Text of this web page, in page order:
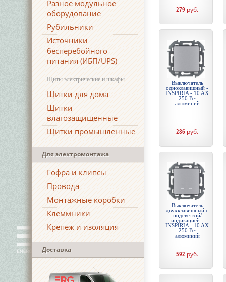
Разное модульное
оборудование
Рубильники
Источники
бесперебойного
питания (ИБП/UPS)
Щиты электрические и шкафы
Щитки для дома
Щитки
влагозащищенные
Щитки промышленные
Для электромонтажа
Гофра и клипсы
Провода
Монтажные коробки
Клеммники
Крепеж и изоляция
Доставка
279 руб.
Выключатель
одноклавишный -
INSPIRIA - 10 AX
- 250 В~ -
алюминий
286 руб.
Выключатель
двухклавишный с
подсветкой/
индикацией -
INSPIRIA - 10 AX
- 250 В~ -
алюминий
592 руб.